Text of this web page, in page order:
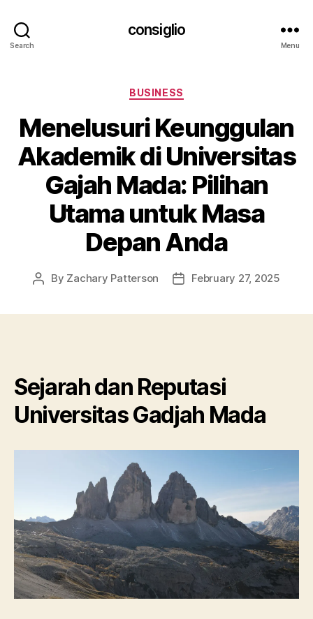
Search
consiglio
Menu
Categories
BUSINESS
Menelusuri Keunggulan
Akademik di Universitas
Gajah Mada: Pilihan
Utama untuk Masa
Depan Anda
Post
By Zachary Patterson
PostFebruary 27, 2025
Sejarah dan Reputasi
Universitas Gadjah Mada